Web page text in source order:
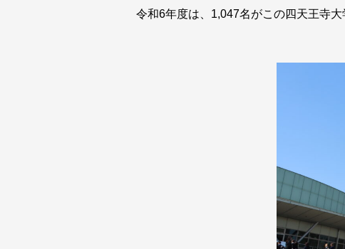
令和6年度は、1,047名がこの四天王寺大